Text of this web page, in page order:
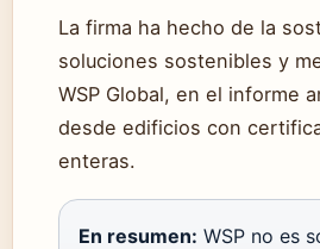
La firma ha hecho de la
soluciones sostenibles y
WSP Global, en el informe
desde edificios con
enteras.
En resumen: WSP no es